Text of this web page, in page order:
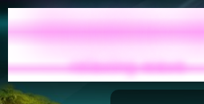
Radio-
relaxing wave